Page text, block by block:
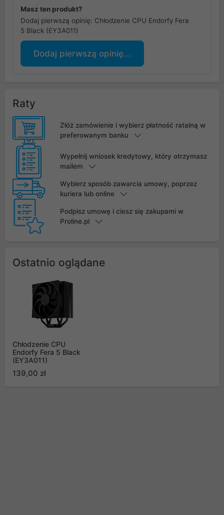
Masz ten produkt?
Dodaj pierwszą opinię: Chłodzenie CPU Endorfy Fera
5 Black (EY3A011)
Dodaj pierwszą opinię...
Raty
Złóż zamówienie i wybierz płatność ratalną w
preferowanym banku
Wypełnij wniosek kredytowy, który otrzymasz
mailem
Wybierz sposób zawarcia umowy, poprzez
kuriera lub online
Podpisz umowę i ciesz się zakupami w
Proline.pl
Ostatnio oglądane
Chłodzenie CPU
Endorfy Fera 5 Black
(EY3A011)
139,00 zł